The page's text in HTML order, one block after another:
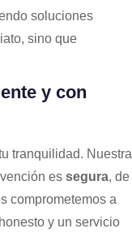
soluciones
sino que
y con
tranquilidad. Nuestra
es segura, de
comprometemos a
y un servicio